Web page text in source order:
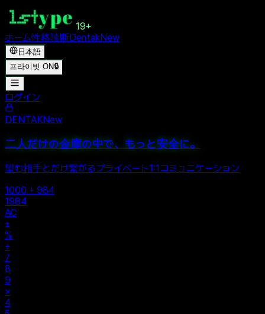
19+
ホーム性格診断DentakNew
日本語
프라이빗 ON🔒
ログイン
DENTAKNew
二人だけの金庫の中で、もっと安全に。
望む相手とだけ繋がるプライベート1:1コミュニケーション
1000 + 984
1984
AC
±
%
÷
7
8
9
×
4